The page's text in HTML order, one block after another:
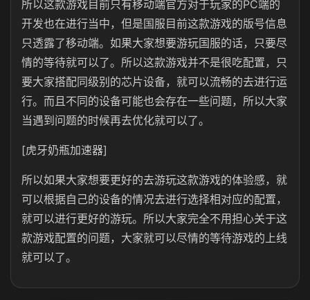
所以这款游戏目前只有移动端官方对于玩家的PC端的
开发也在进行当中，但是国服目前这款游戏的版号信息
只透露了移动端。如果大家想要游玩国服的话，只要尽
情的等待就可以了。所以这款游戏并不是很吃配置，只
要大家搭配同级别的芯片设备，就可以流畅的去进行运
行。而且不同的设备可能也会存在一些问题，所以大家
当遇到问题的时候再去优化就可以了。
[虎牙奶瓶加速器]
所以如果大家想要更好的去游玩这款游戏的体验感，就
可以根据自己的设备的情况去进行选择相对应的配置，
就可以进行更好的游玩。所以大家完全不用担心关于这
款游戏配置的问题，大家就可以尽情的等待游戏的上线
就可以了。